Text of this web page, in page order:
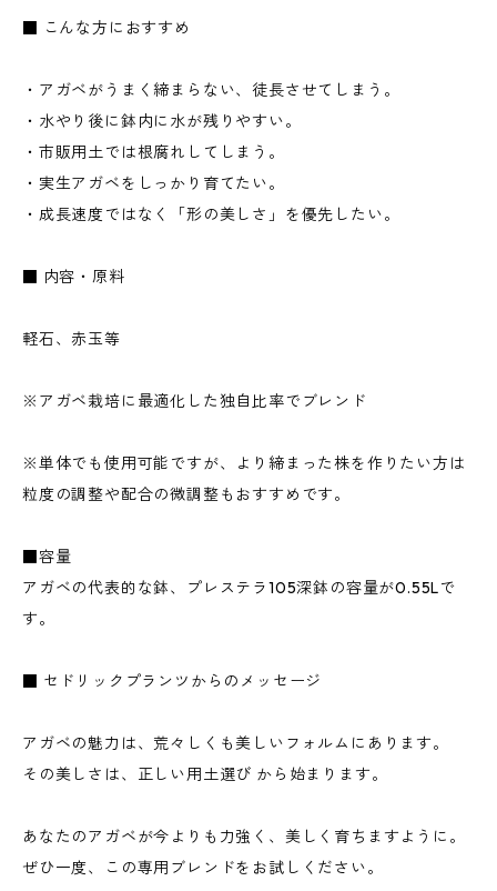
■ こんな方におすすめ
・アガベがうまく締まらない、徒長させてしまう。
・水やり後に鉢内に水が残りやすい。
・市販用土では根腐れしてしまう。
・実生アガベをしっかり育てたい。
・成長速度ではなく「形の美しさ」を優先したい。
■ 内容・原料
軽石、赤玉等
※アガベ栽培に最適化した独自比率でブレンド
※単体でも使用可能ですが、より締まった株を作りたい方は
粒度の調整や配合の微調整もおすすめです。
■容量
アガベの代表的な鉢、プレステラ105深鉢の容量が0.55Lで
す。
■ セドリックプランツからのメッセージ
アガベの魅力は、荒々しくも美しいフォルムにあります。
その美しさは、正しい用土選び から始まります。
あなたのアガベが今よりも力強く、美しく育ちますように。
ぜひ一度、この専用ブレンドをお試しください。